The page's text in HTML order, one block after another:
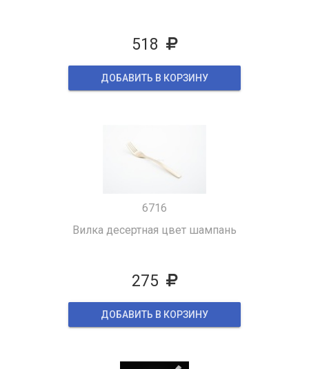
518
ДОБАВИТЬ В КОРЗИНУ
6716
Вилка десертная цвет шампань
275
ДОБАВИТЬ В КОРЗИНУ